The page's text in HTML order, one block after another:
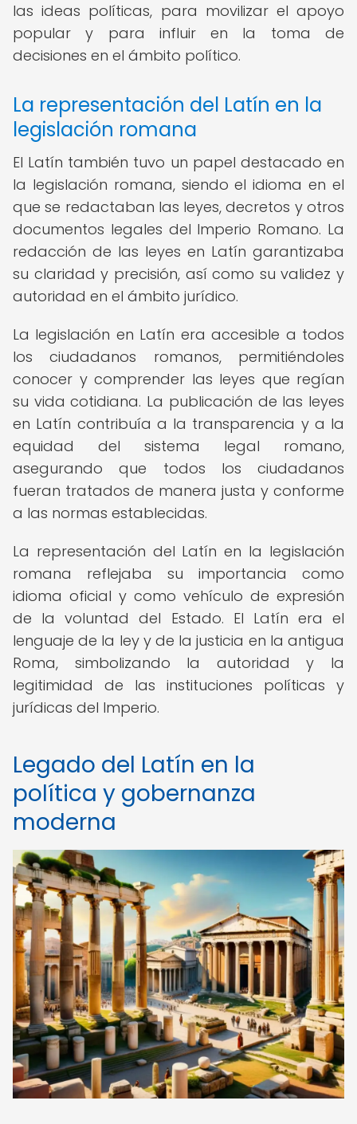
las ideas políticas, para movilizar el apoyo
popular y para influir en la toma de
decisiones en el ámbito político.
La representación del Latín en la
legislación romana
El Latín también tuvo un papel destacado en
la legislación romana, siendo el idioma en el
que se redactaban las leyes, decretos y otros
documentos legales del Imperio Romano. La
redacción de las leyes en Latín garantizaba
su claridad y precisión, así como su validez y
autoridad en el ámbito jurídico.
La legislación en Latín era accesible a todos
los ciudadanos romanos, permitiéndoles
conocer y comprender las leyes que regían
su vida cotidiana. La publicación de las leyes
en Latín contribuía a la transparencia y a la
equidad del sistema legal romano,
asegurando que todos los ciudadanos
fueran tratados de manera justa y conforme
a las normas establecidas.
La representación del Latín en la legislación
romana reflejaba su importancia como
idioma oficial y como vehículo de expresión
de la voluntad del Estado. El Latín era el
lenguaje de la ley y de la justicia en la antigua
Roma, simbolizando la autoridad y la
legitimidad de las instituciones políticas y
jurídicas del Imperio.
Legado del Latín en la
política y gobernanza
moderna